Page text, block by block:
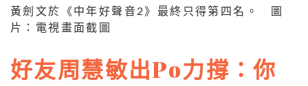
黃劍文於 《中年好聲音2》 最終只得第四名。 圖
片：電視畫面截圖
好友周慧敏出Po力撐：你